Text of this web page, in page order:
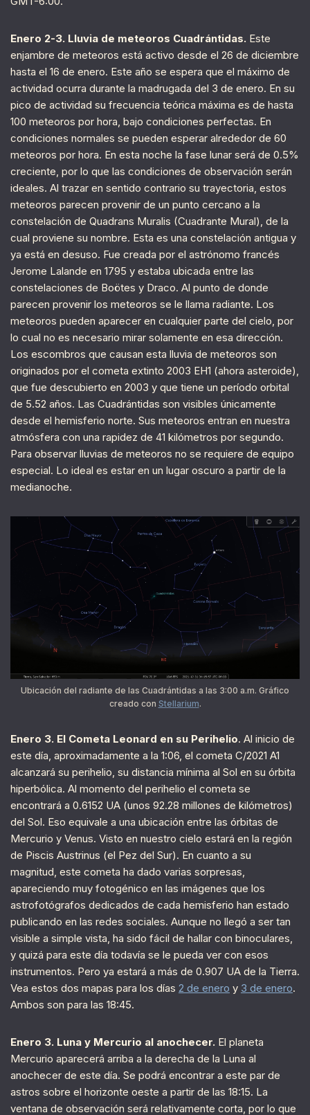
Enero 2-3. Lluvia de meteoros Cuadrántidas. Este
enjambre de meteoros está activo desde el 26 de diciembre
hasta el 16 de enero. Este año se espera que el máximo de
actividad ocurra durante la madrugada del 3 de enero. En su
pico de actividad su frecuencia teórica máxima es de hasta
100 meteoros por hora, bajo condiciones perfectas. En
condiciones normales se pueden esperar alrededor de 60
meteoros por hora. En esta noche la fase lunar será de 0.5%
creciente, por lo que las condiciones de observación serán
ideales. Al trazar en sentido contrario su trayectoria, estos
meteoros parecen provenir de un punto cercano a la
constelación de Quadrans Muralis (Cuadrante Mural), de la
cual proviene su nombre. Esta es una constelación antigua y
ya está en desuso. Fue creada por el astrónomo francés
Jerome Lalande en 1795 y estaba ubicada entre las
constelaciones de Boötes y Draco. Al punto de donde
parecen provenir los meteoros se le llama radiante. Los
meteoros pueden aparecer en cualquier parte del cielo, por
lo cual no es necesario mirar solamente en esa dirección.
Los escombros que causan esta lluvia de meteoros son
originados por el cometa extinto 2003 EH1 (ahora asteroide),
que fue descubierto en 2003 y que tiene un período orbital
de 5.52 años. Las Cuadrántidas son visibles únicamente
desde el hemisferio norte. Sus meteoros entran en nuestra
atmósfera con una rapidez de 41 kilómetros por segundo.
Para observar lluvias de meteoros no se requiere de equipo
especial. Lo ideal es estar en un lugar oscuro a partir de la
medianoche.
Ubicación del radiante de las Cuadrántidas a las 3:00 a.m. Gráfico
creado con Stellarium.
Enero 3. El Cometa Leonard en su Perihelio. Al inicio de
este día, aproximadamente a la 1:06, el cometa C/2021 A1
alcanzará su perihelio, su distancia mínima al Sol en su órbita
hiperbólica. Al momento del perihelio el cometa se
encontrará a 0.6152 UA (unos 92.28 millones de kilómetros)
del Sol. Eso equivale a una ubicación entre las órbitas de
Mercurio y Venus. Visto en nuestro cielo estará en la región
de Piscis Austrinus (el Pez del Sur). En cuanto a su
magnitud, este cometa ha dado varias sorpresas,
apareciendo muy fotogénico en las imágenes que los
astrofotógrafos dedicados de cada hemisferio han estado
publicando en las redes sociales. Aunque no llegó a ser tan
visible a simple vista, ha sido fácil de hallar con binoculares,
y quizá para este día todavía se le pueda ver con esos
instrumentos. Pero ya estará a más de 0.907 UA de la Tierra.
Vea estos dos mapas para los días 2 de enero y 3 de enero.
Ambos son para las 18:45.
Enero 3. Luna y Mercurio al anochecer. El planeta
Mercurio aparecerá arriba a la derecha de la Luna al
anochecer de este día. Se podrá encontrar a este par de
astros sobre el horizonte oeste a partir de las 18:15. La
ventana de observación será relativamente corta, por lo que